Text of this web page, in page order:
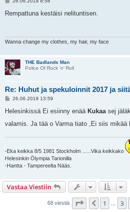
e
Rempattuna kestäisi nelituntisen.
Wanna change my clothes, my hair, my face
THE Badlands Man
Police Of Rock 'n' Roll
Re: Huhut ja spekuloinnit 2017 ja
V
e
t
i
26.06.2019 13:59
Helesinkissä Ei esiinny enää Kukaasej
valamis. Ja tää o Varma tiato ,Ei siis mikää
-Eka keikka 8/5 1981 Stockholm ......Vika keikkako
Helesinkin Ölympia Tarionilla
-Hantta - Tampereelta Nääs.
Vastaa Viestiin
68 viestiä Sivu /7
Edellinen
1 3